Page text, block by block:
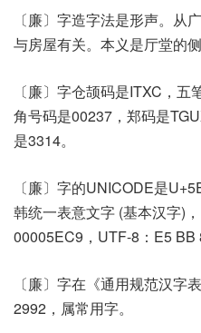
〔廉〕字造字法是形声。从
与房屋有关。本义是厅堂的侧
〔廉〕字仓颉码是ITXC，
角号码是00237，郑码是
是3314。
〔廉〕字的UNICODE是
韩统一表意文字 (基本汉字)
00005EC9，UTF-8：E5 BB
〔廉〕字在《通用规范汉字
2992，属常用字。